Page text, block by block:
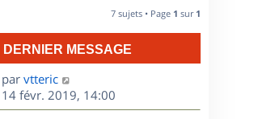
7 sujets • Page 1 sur 1
DERNIER MESSAGE
D
e
r
par vtteric
14 févr. 2019, 14:00